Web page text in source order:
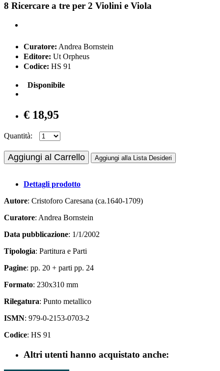
8 Ricercare a tre per 2 Violini e Viola
Curatore: Andrea Bornstein
Editore: Ut Orpheus
Codice: HS 91
Disponibile
€ 18,95
Quantità:
Aggiungi al Carrello Aggiungi alla Lista Desideri
Dettagli prodotto
Autore: Cristoforo Caresana (ca.1640-1709)
Curatore: Andrea Bornstein
Data pubblicazione: 1/1/2002
Tipologia: Partitura e Parti
Pagine: pp. 20 + parti pp. 24
Formato: 230x310 mm
Rilegatura: Punto metallico
ISMN: 979-0-2153-0703-2
Codice: HS 91
Altri utenti hanno acquistato anche: